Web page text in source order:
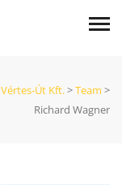
Vértes-Út Kft.>Team >
Richard Wagner